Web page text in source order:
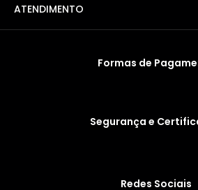
ATENDIMENTO
Formas de
Segurança e
Redes Sociais